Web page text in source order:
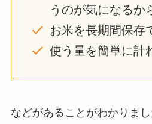
うのが気になるか
お米を長期間保存
使う量を簡単に計
などがあることがわかりまし